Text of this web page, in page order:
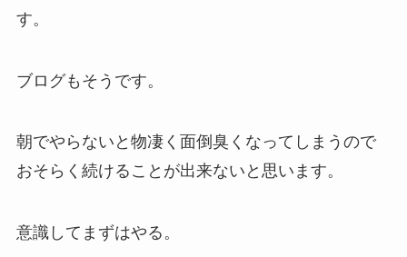
す。
ブログもそうです。
朝でやらないと物凄く面倒臭くなってしまうので
おそらく続けることが出来ないと思います。
意識してまずはやる。